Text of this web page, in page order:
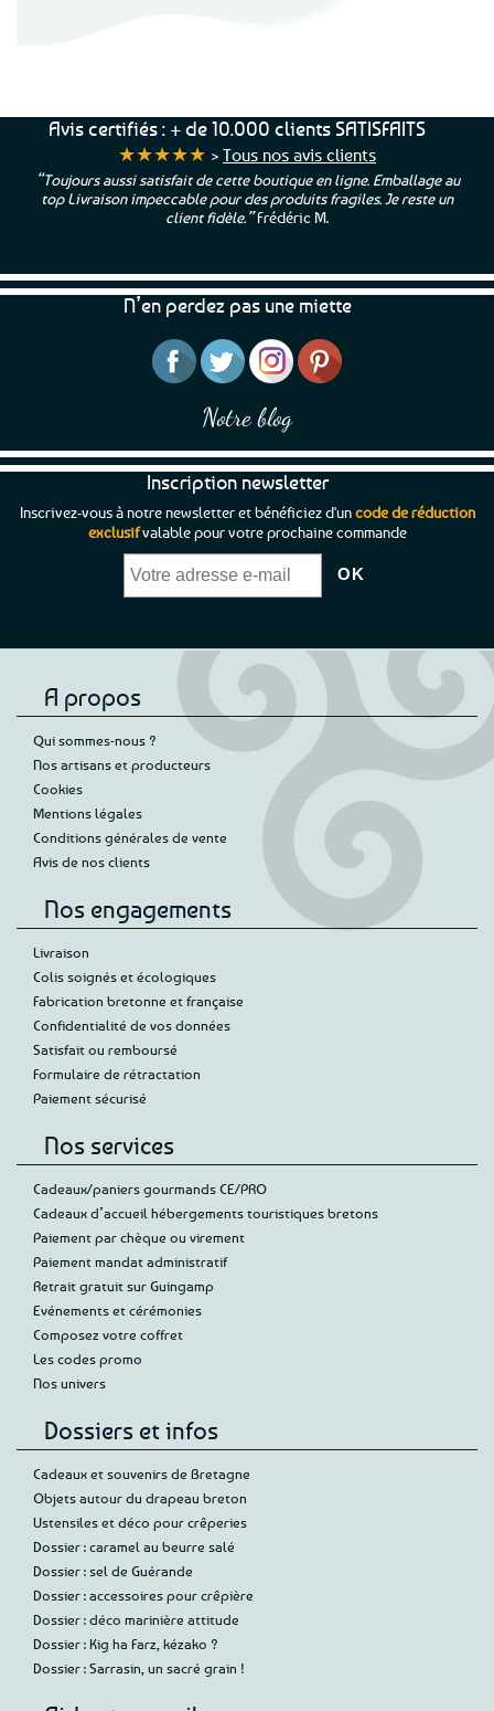
Avis certifiés : + de 10.000 clients SATISFAITS
★★★★★ > Tous nos avis clients
“Toujours aussi satisfait de cette boutique en ligne. Emballage au
top Livraison impeccable pour des produits fragiles. Je reste un
client fidèle.”Frédéric M.
N’en perdez pas une miette
Notre blog
Inscription newsletter
Inscrivez-vous à notre newsletter et bénéficiez d'uncode de réduction
exclusifvalable pour votre prochaine commande
A propos
Qui sommes-nous ?
Nos artisans et producteurs
Cookies
Mentions légales
Conditions générales de vente
Avis de nos clients
Nos engagements
Livraison
Colis soignés et écologiques
Fabrication bretonne et française
Confidentialité de vos données
Satisfait ou remboursé
Formulaire de rétractation
Paiement sécurisé
Nos services
Cadeaux/paniers gourmands CE/PRO
Cadeaux d’accueil hébergements touristiques bretons
Paiement par chèque ou virement
Paiement mandat administratif
Retrait gratuit sur Guingamp
Evénements et cérémonies
Composez votre coffret
Les codes promo
Nos univers
Dossiers et infos
Cadeaux et souvenirs de Bretagne
Objets autour du drapeau breton
Ustensiles et déco pour crêperies
Dossier : caramel au beurre salé
Dossier : sel de Guérande
Dossier : accessoires pour crêpière
Dossier : déco marinière attitude
Dossier : Kig ha Farz, kézako ?
Dossier : Sarrasin, un sacré grain !